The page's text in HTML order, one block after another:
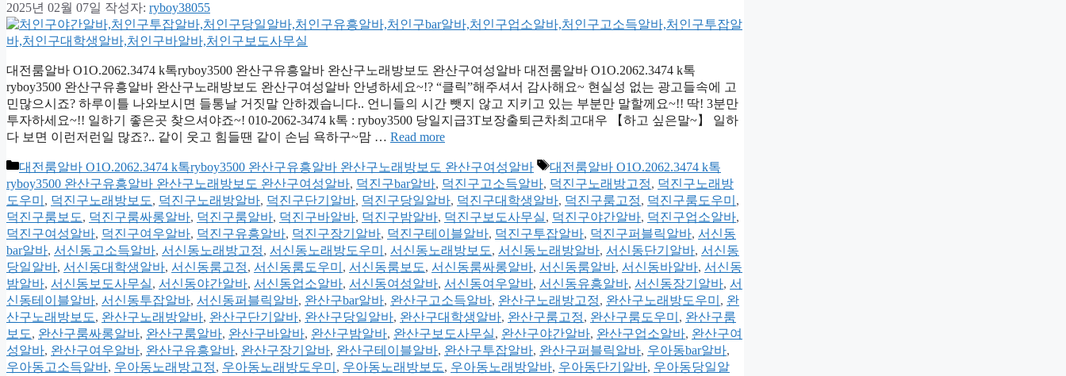
2025년 02월 07일 작성자: ryboy38055
대전룸알바 O1O.2062.3474 k톡ryboy3500 완산구유흥알바 완산구노래방보도 완산구여성알바 대전룸알바 O1O.2062.3474 k톡
ryboy3500 완산구유흥알바 완산구노래방보도 완산구여성알바 안녕하세요~!? “클릭”해주셔서 감사해요~ 현실성 없는 광고들속에 고
민많으시죠? 하루이틀 나와보시면 들통날 거짓말 안하겠습니다.. 언니들의 시간 뺏지 않고 지키고 있는 부분만 말할께요~!! 딱! 3분만
투자하세요~!! 일하기 좋은곳 찾으셔야죠~! 010-2062-3474 k톡 : ryboy3500 당일지급3T보장출퇴근차최고대우 【하고 싶은말~】 일하
다 보면 이런저런일 많죠?.. 같이 웃고 힘들땐 같이 손님 욕하구~맘 … Read more
카
테
고
리
대전룸알바 O1O.2062.3474 k톡ryboy3500 완산구유흥알바 완산구노래방보도 완산구여성알바
태
그
대전룸알바 O1O.2062.3474 k톡
ryboy3500 완산구유흥알바 완산구노래방보도 완산구여성알바, 덕진구bar알바, 덕진구고소득알바, 덕진구노래방고정, 덕진구노래방
도우미 , 덕진구노래방보도, 덕진구노래방알바, 덕진구단기알바, 덕진구당일알바, 덕진구대학생알바, 덕진구룸고정, 덕진구룸도우미 ,
덕진구룸보도, 덕진구룸싸롱알바, 덕진구룸알바, 덕진구바알바, 덕진구밤알바, 덕진구보도사무실, 덕진구야간알바, 덕진구업소알바,
덕진구여성알바, 덕진구여우알바, 덕진구유흥알바, 덕진구장기알바, 덕진구테이블알바, 덕진구투잡알바, 덕진구퍼블릭알바, 서신동
bar알바, 서신동고소득알바, 서신동노래방고정, 서신동노래방도우미 , 서신동노래방보도, 서신동노래방알바, 서신동단기알바, 서신동
당일알바, 서신동대학생알바, 서신동룸고정, 서신동룸도우미 , 서신동룸보도, 서신동룸싸롱알바, 서신동룸알바, 서신동바알바, 서신동
밤알바, 서신동보도사무실, 서신동야간알바, 서신동업소알바, 서신동여성알바, 서신동여우알바, 서신동유흥알바, 서신동장기알바, 서
신동테이블알바, 서신동투잡알바, 서신동퍼블릭알바, 완산구bar알바, 완산구고소득알바, 완산구노래방고정, 완산구노래방도우미 , 완
산구노래방보도, 완산구노래방알바, 완산구단기알바, 완산구당일알바, 완산구대학생알바, 완산구룸고정, 완산구룸도우미 , 완산구룸
보도, 완산구룸싸롱알바, 완산구룸알바, 완산구바알바, 완산구밤알바, 완산구보도사무실, 완산구야간알바, 완산구업소알바, 완산구여
성알바, 완산구여우알바, 완산구유흥알바, 완산구장기알바, 완산구테이블알바, 완산구투잡알바, 완산구퍼블릭알바, 우아동bar알바,
우아동고소득알바, 우아동노래방고정, 우아동노래방도우미 , 우아동노래방보도, 우아동노래방알바, 우아동단기알바, 우아동당일알